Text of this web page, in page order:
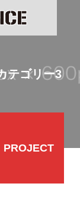
テゴリー3
PROJECT